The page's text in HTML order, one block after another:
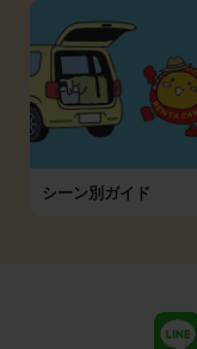
シーン別ガイド